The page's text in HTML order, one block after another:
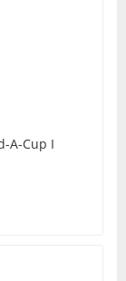
A-Cup I